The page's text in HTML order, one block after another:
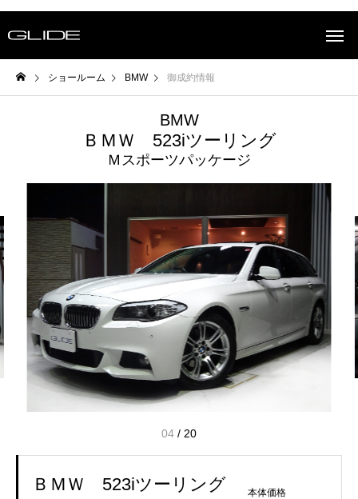
ショールーム BMW 御成約情報
BMW
ＢＭＷ 523iツーリング
Ｍスポーツパッケージ
04 / 20
ＢＭＷ 523iツーリング 本体価格